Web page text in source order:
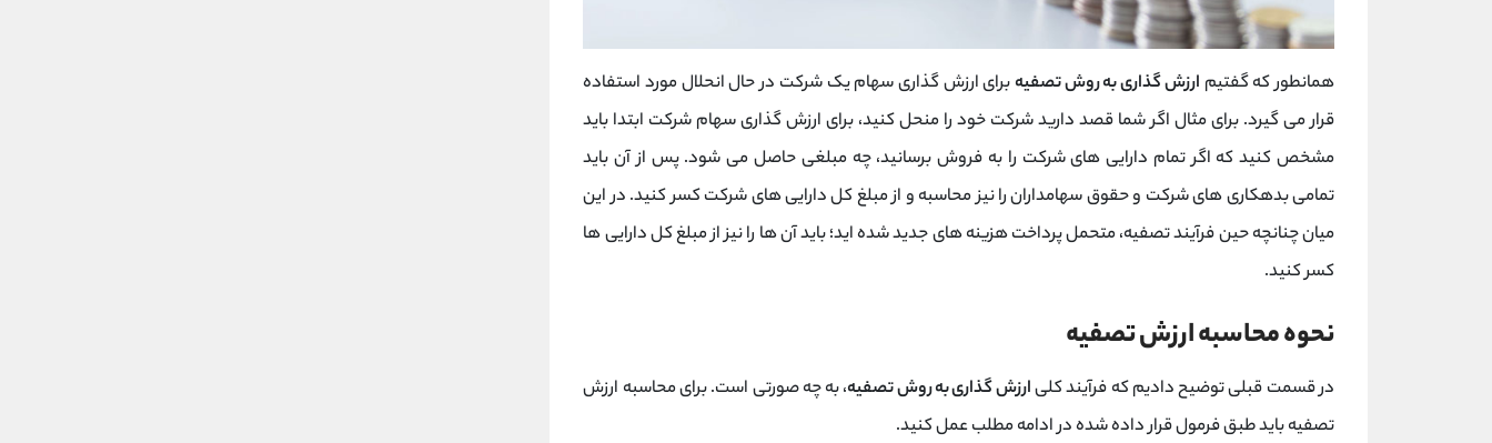
همانطور که گفتیم ارزش گذاری به روش تصفیهبرای ارزش گذاری سهام یک شرکت در حال انحلال مورد استفاده
قرار می گیرد. برای مثال اگر شما قصد دارید شرکت خود را منحل کنید، برای ارزش گذاری سهام شرکت ابتدا باید
مشخص کنید که اگر تمام دارایی های شرکت را به فروش برسانید، چه مبلغی حاصل می شود. پس از آن باید
تمامی بدهکاری های شرکت و حقوق سهامداران را نیز محاسبه و از مبلغ کل دارایی های شرکت کسر کنید. در این
میان چنانچه حین فرآیند تصفیه، متحمل پرداخت هزینه های جدید شده اید؛ باید آن ها را نیز از مبلغ کل دارایی ها
کسر کنید.
نحوه محاسبه ارزش تصفیه
در قسمت قبلی توضیح دادیم که فرآیند کلیارزش گذاری به روش تصفیه، به چه صورتی است. برای محاسبه ارزش
تصفیه باید طبق فرمول قرار داده شده در ادامه مطلب عمل کنید.